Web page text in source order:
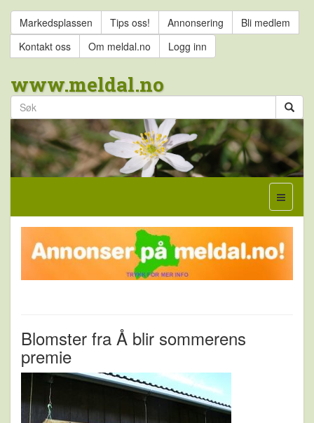
Markedsplassen Tips oss! Annonsering
Bli medlem
Kontakt oss
Om meldal.no Logg inn
www.meldal.no
Blomster fra Å blir sommerens
premie